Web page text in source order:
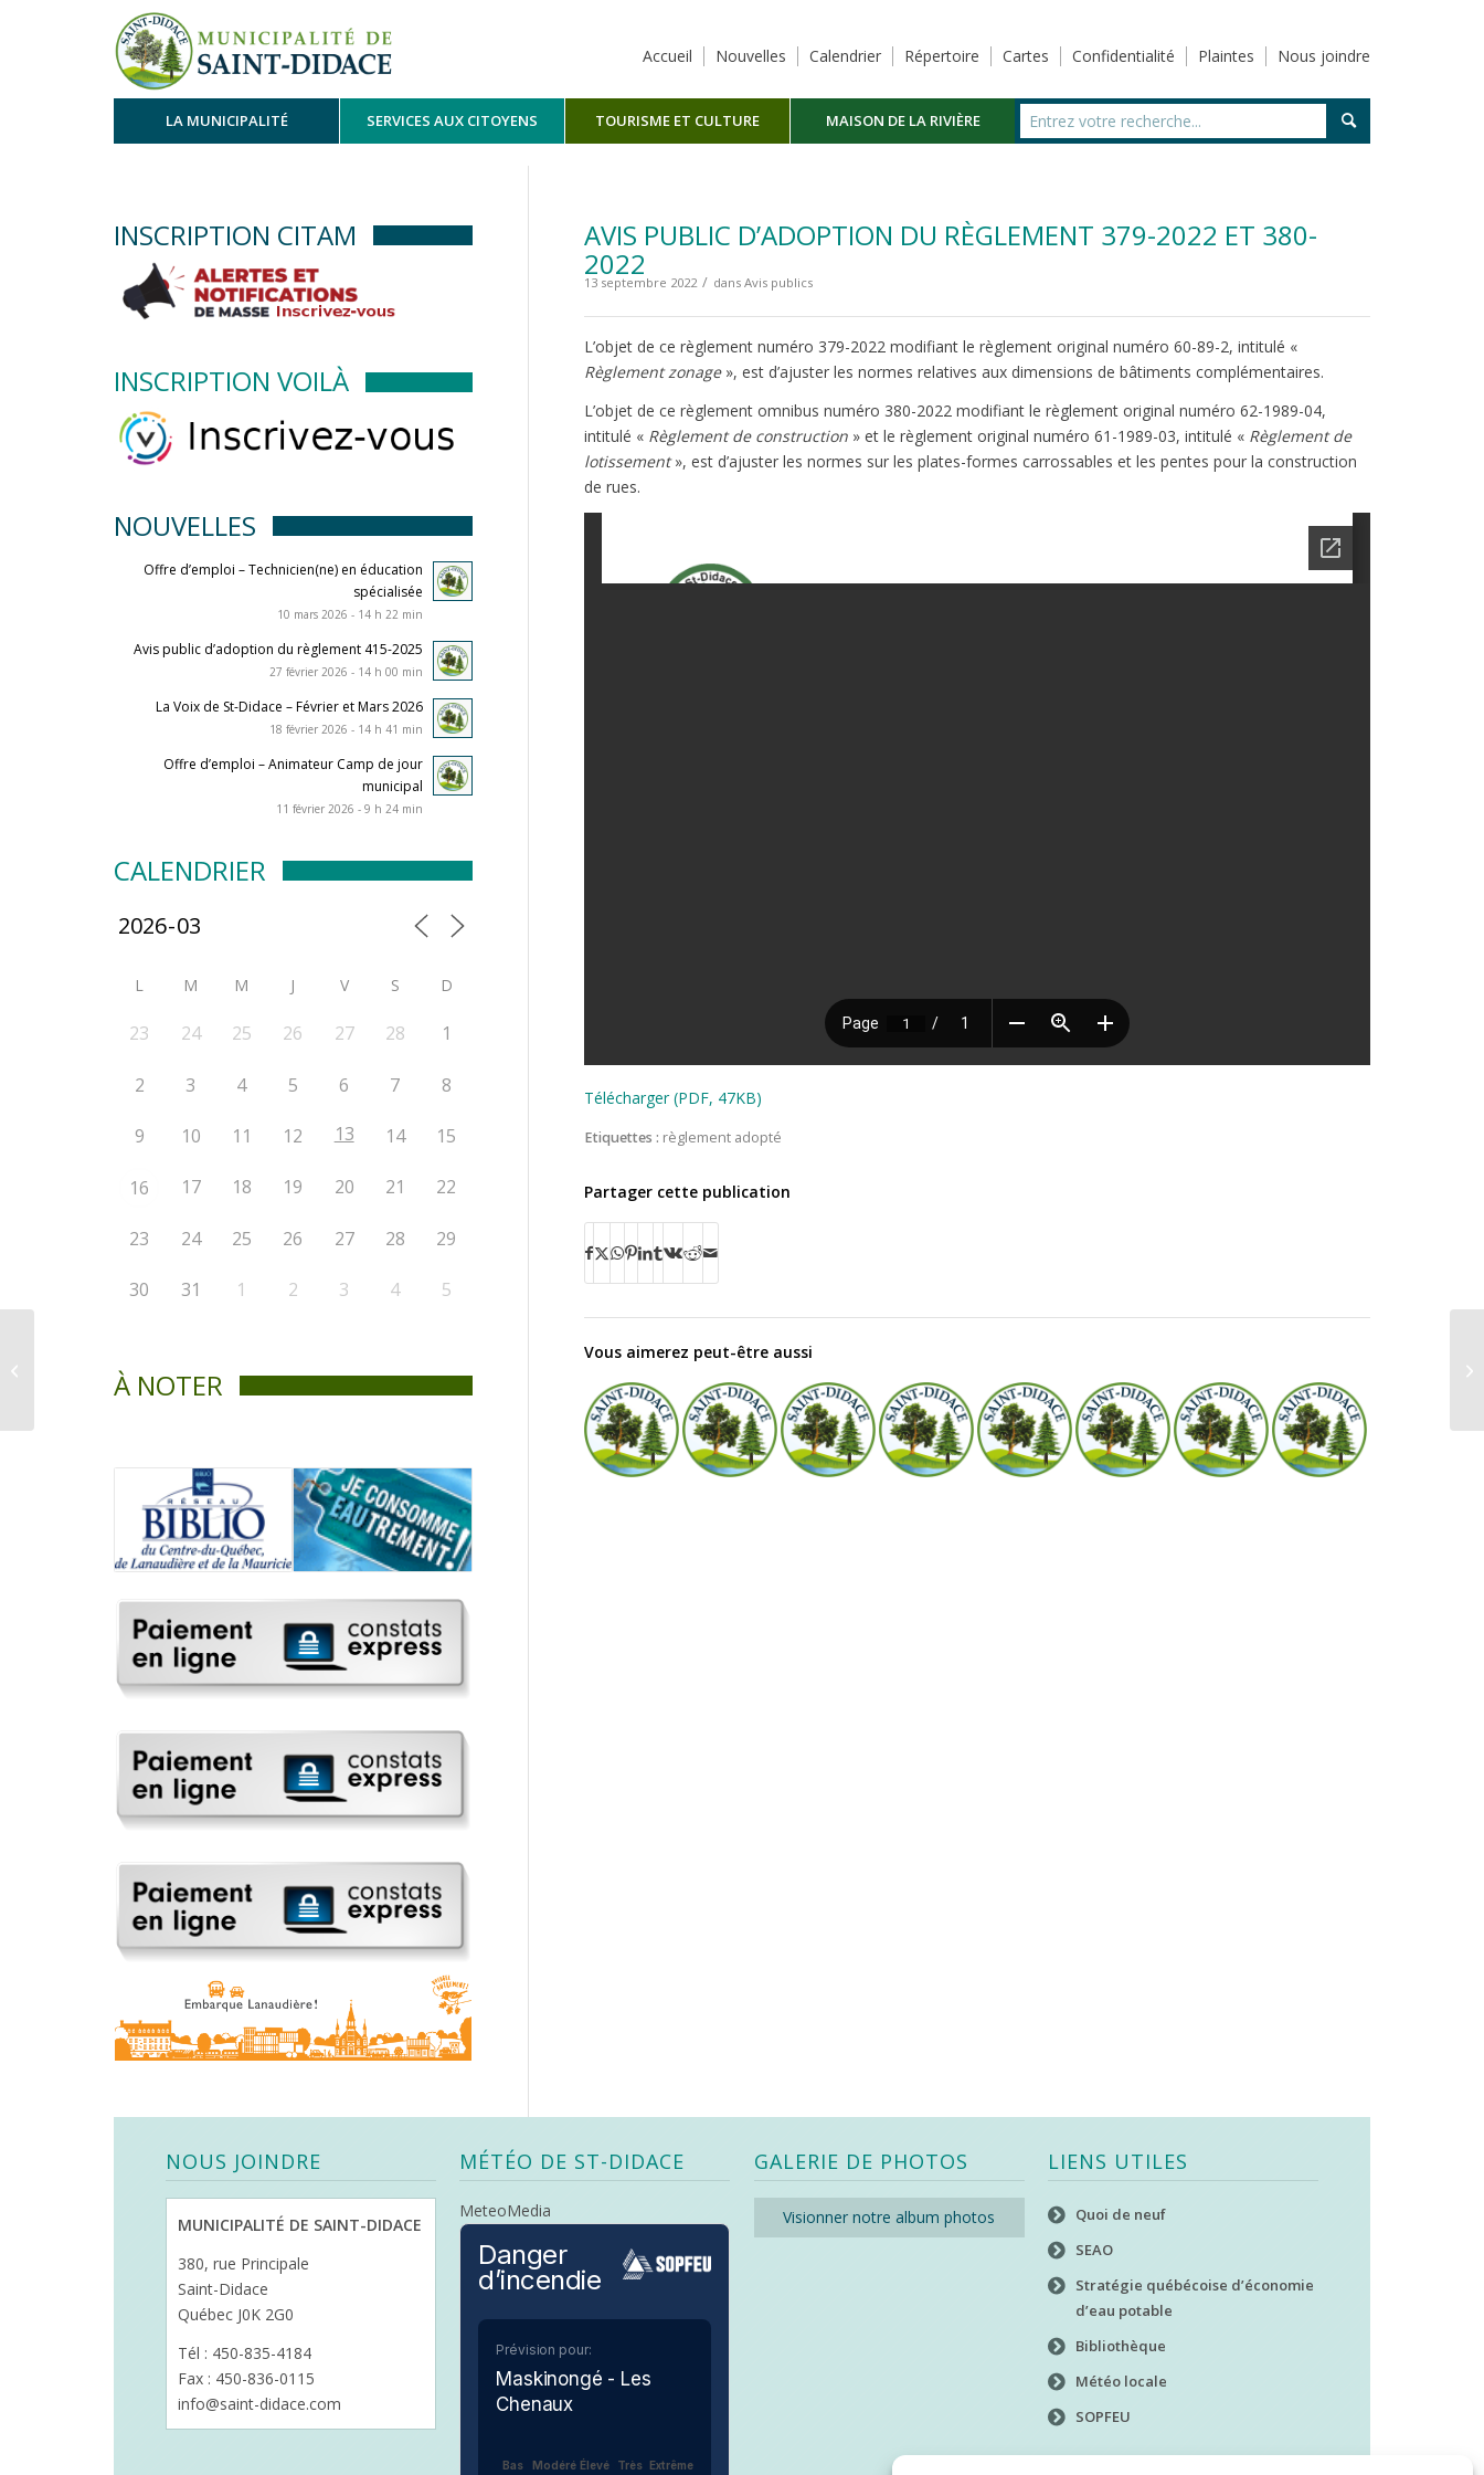
Accueil Nouvelles Calendrier Répertoire Cartes Confidentialité Plaintes Nous joindre
LA MUNICIPALITÉ SERVICES AUX CITOYENS TOURISME ET CULTURE MAISON DE LA RIVIÈRE
AVIS PUBLIC D’ADOPTION DU RÈGLEMENT 379-2022 ET 380-
2022
13 septembre 2022 / dans Avis publics
L’objet de ce règlement numéro 379-2022 modifiant le règlement original numéro 60-89-2, intitulé «
Règlement zonage», est d’ajuster les normes relatives aux dimensions de bâtiments complémentaires.
L’objet de ce règlement omnibus numéro 380-2022 modifiant le règlement original numéro 62-1989-04,
intitulé « Règlement de construction» et le règlement original numéro 61-1989-03, intitulé « Règlement de
lotissement», est d’ajuster les normes sur les plates-formes carrossables et les pentes pour la construction
de rues.
Télécharger (PDF, 47KB)
Etiquettes : règlement adopté
Partager cette publication
Vous aimerez peut-être aussi
INSCRIPTION CITAM
INSCRIPTION VOILÀ
NOUVELLES
Offre d’emploi – Technicien(ne) en éducation
spécialisée
10 mars 2026 - 14 h 22 min
Avis public d’adoption du règlement 415-2025
27 février 2026 - 14 h 00 min
La Voix de St-Didace – Février et Mars 2026
18 février 2026 - 14 h 41 min
Offre d’emploi – Animateur Camp de jour
municipal
11 février 2026 - 9 h 24 min
CALENDRIER
L M M J V S D
23 24 25 26 27 28 1
2 3 4 5 6 7 8
9 10 11 12 13 14 15
16 17 18 19 20 21 22
23 24 25 26 27 28 29
30 31 1 2 3 4 5
À NOTER
NOUS JOINDRE
MUNICIPALITÉ DE SAINT-DIDACE
380, rue Principale
Saint-Didace
Québec J0K 2G0
Tél : 450-835-4184
Fax : 450-836-0115
info@saint-didace.com
MÉTÉO DE ST-DIDACE
MeteoMedia
Danger
d’incendie
Prévision pour:
Maskinongé - Les
Chenaux
Bas Modéré Élevé Très Extrême
GALERIE DE PHOTOS
Visionner notre album photos
LIENS UTILES
Quoi de neuf
SEAO
Stratégie québécoise d’économie
d’eau potable
Bibliothèque
Météo locale
SOPFEU
Assemblée publique
de consultation